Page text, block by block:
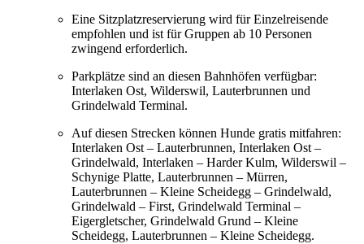
Eine Sitzplatzreservierung wird für Einzelreisende
empfohlen und ist für Gruppen ab 10 Personen
zwingend erforderlich.
Parkplätze sind an diesen Bahnhöfen verfügbar:
Interlaken Ost, Wilderswil, Lauterbrunnen und
Grindelwald Terminal.
Auf diesen Strecken können Hunde gratis mitfahren:
Interlaken Ost – Lauterbrunnen, Interlaken Ost –
Grindelwald, Interlaken – Harder Kulm, Wilderswil –
Schynige Platte, Lauterbrunnen – Mürren,
Lauterbrunnen – Kleine Scheidegg – Grindelwald,
Grindelwald – First, Grindelwald Terminal –
Eigergletscher, Grindelwald Grund – Kleine
Scheidegg, Lauterbrunnen – Kleine Scheidegg.